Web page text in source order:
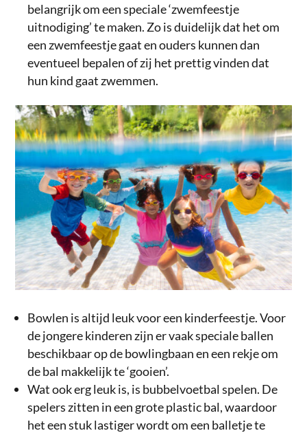
belangrijk om een speciale ‘zwemfeestje
uitnodiging’ te maken. Zo is duidelijk dat het om
een zwemfeestje gaat en ouders kunnen dan
eventueel bepalen of zij het prettig vinden dat
hun kind gaat zwemmen.
Bowlen is altijd leuk voor een kinderfeestje. Voor
de jongere kinderen zijn er vaak speciale ballen
beschikbaar op de bowlingbaan en een rekje om
de bal makkelijk te ‘gooien’.
Wat ook erg leuk is, is bubbelvoetbal spelen. De
spelers zitten in een grote plastic bal, waardoor
het een stuk lastiger wordt om een balletje te